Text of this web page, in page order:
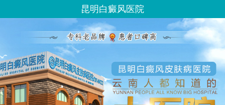
昆明白癜风医院